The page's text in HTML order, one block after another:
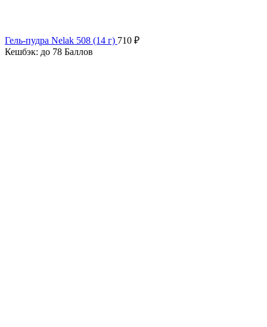
Гель-пудра Nelak 508 (14 г) 710 ₽
Кешбэк: до 78 Баллов